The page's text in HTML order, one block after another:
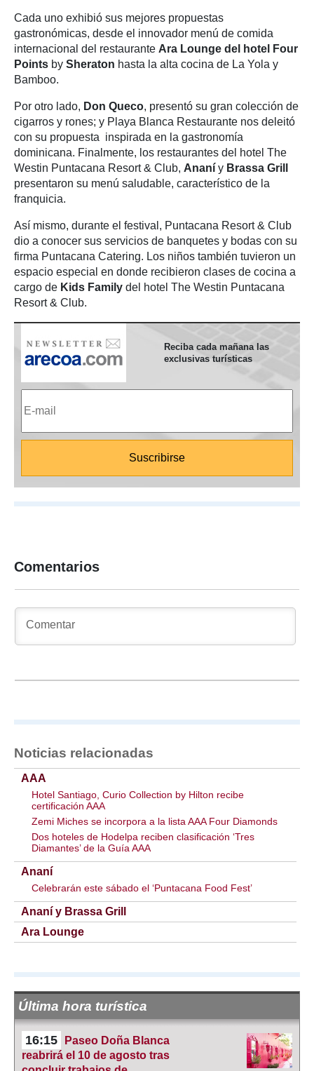
Cada uno exhibió sus mejores propuestas
gastronómicas, desde el innovador menú de comida
internacional del restaurante Ara Lounge del hotel Four
Points by Sheraton hasta la alta cocina de La Yola y
Bamboo.
Por otro lado, Don Queco, presentó su gran colección de
cigarros y rones; y Playa Blanca Restaurante nos deleitó
con su propuesta inspirada en la gastronomía
dominicana. Finalmente, los restaurantes del hotel The
Westin Puntacana Resort & Club, Ananí y Brassa Grill
presentaron su menú saludable, característico de la
franquicia.
Así mismo, durante el festival, Puntacana Resort & Club
dio a conocer sus servicios de banquetes y bodas con su
firma Puntacana Catering. Los niños también tuvieron un
espacio especial en donde recibieron clases de cocina a
cargo de Kids Family del hotel The Westin Puntacana
Resort & Club.
Reciba cada mañana las
exclusivas turísticas
Comentarios
Noticias relacionadas
AAA
Hotel Santiago, Curio Collection by Hilton recibe
certificación AAA
Zemi Miches se incorpora a la lista AAA Four Diamonds
Dos hoteles de Hodelpa reciben clasificación ‘Tres
Diamantes’ de la Guía AAA
Ananí
Celebrarán este sábado el ‘Puntacana Food Fest’
Ananí y Brassa Grill
Ara Lounge
Última hora turística
16:15
Paseo Doña Blanca
reabrirá el 10 de agosto tras